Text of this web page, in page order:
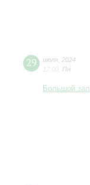
29 июля 2024
17:00 Пн
Большой зал